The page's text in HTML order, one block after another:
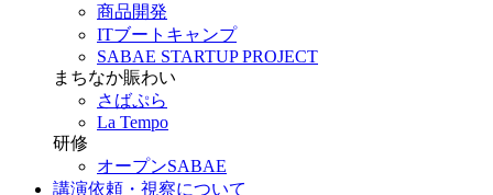
商品開発
ITブートキャンプ
SABAE STARTUP PROJECT
まちなか賑わい
さばぷら
La Tempo
研修
オープンSABAE
講演依頼・視察について